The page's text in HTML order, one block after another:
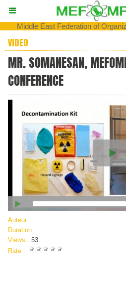
Middle East Federation of
VIDEO
MR. SOMANESAN,
CONFERENCE
Auteur :
Duration :
Views : 53
Rate :